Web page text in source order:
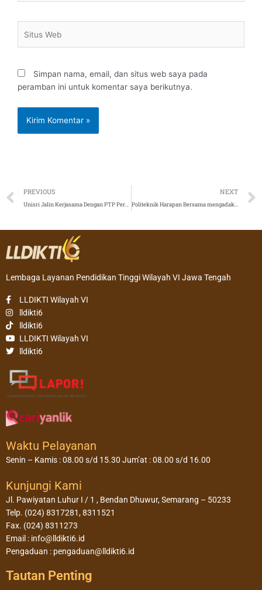
Web
Simpan nama, email, dan situs web saya pada
peramban ini untuk komentar saya berikutnya.
Prev
PREVIOUS
Unisri Jalin Kerjasama Dengan PTP Perkebunan IX
NEXT
Politeknik Harapan Bersama mengadakan Klinik Drafting Kekayaan Intelektual dan Paten
Lembaga Layanan Pendidikan Tinggi Wilayah VI Jawa Tengah
LLDIKTI Wilayah VI
lldikti6
lldikti6
LLDIKTI Wilayah VI
lldikti6
Waktu Pelayanan
Senin – Kamis : 08.00 s/d 15.30 Jum’at : 08.00 s/d 16.00
Kunjungi Kami
Jl. Pawiyatan Luhur I / 1 , Bendan Dhuwur, Semarang – 50233
Telp. (024) 8317281, 8311521
Fax. (024) 8311273
Email : info@lldikti6.id
Pengaduan : pengaduan@lldikti6.id
Tautan Penting